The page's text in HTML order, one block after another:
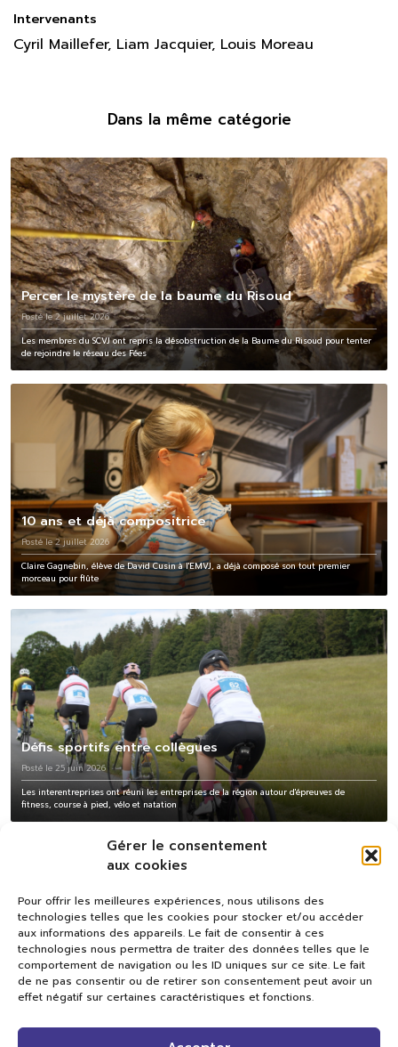
Gérer le consentement
aux cookies
Pour offrir les meilleures expériences, nous utilisons des
technologies telles que les cookies pour stocker et/ou accéder
aux informations des appareils. Le fait de consentir à ces
technologies nous permettra de traiter des données telles que le
comportement de navigation ou les ID uniques sur ce site. Le fait
de ne pas consentir ou de retirer son consentement peut avoir un
effet négatif sur certaines caractéristiques et fonctions.
Intervenants
Cyril Maillefer, Liam Jacquier, Louis Moreau
Dans la même catégorie
Percer le mystère de la baume du Risoud
Posté le 2 juillet 2026
Les membres du SCVJ ont repris la désobstruction de la Baume du Risoud pour tenter
de rejoindre le réseau des Fées
10 ans et déjà compositrice
Posté le 2 juillet 2026
Claire Gagnebin, élève de David Cusin à l'EMVJ, a déjà composé son tout premier
morceau pour flûte
Défis sportifs entre collègues
Posté le 25 juin 2026
Les interentreprises ont réuni les entreprises de la région autour d'épreuves de
fitness, course à pied, vélo et natation
Val TV